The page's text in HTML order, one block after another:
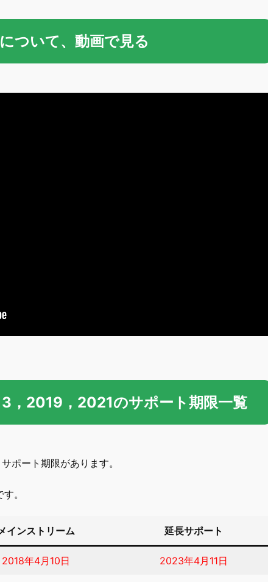
ついて、動画で見る
，2019，2021のサポート期限一覧
ポート期限があります。
。
インストリーム 延長サポート
2018年4月10日 2023年4月11日